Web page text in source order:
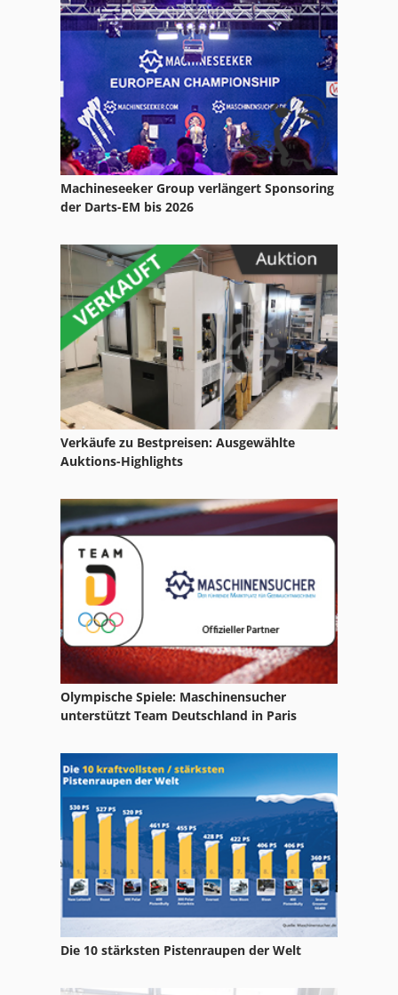
Fngj 20
Fu 115
Ga 11 Ff
Gkt 60
Gl 172
International 2674
Ka 77
Kgs 1670
Ks 205
Tak 18
Tnl 12
Machineseeker Group verlängert Sponsoring
der Darts-EM bis 2026
Verkäufe zu Bestpreisen: Ausgewählte
Auktions-Highlights
Olympische Spiele: Maschinensucher
unterstützt Team Deutschland in Paris
Die 10 stärksten Pistenraupen der Welt